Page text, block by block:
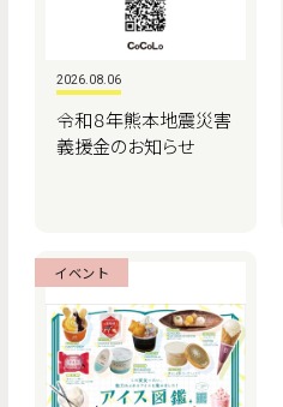
2026.08.06
令和８年熊本地震災害
義援金のお知らせ
イベント